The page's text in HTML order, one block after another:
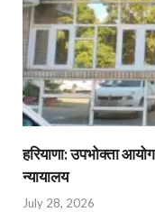
हरियाणा: उपभोक्ता
न्यायालय
July 28, 2026